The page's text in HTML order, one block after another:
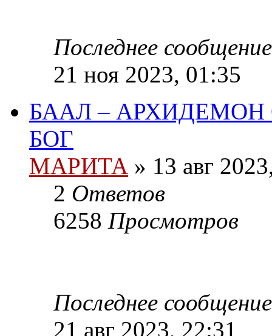
Последнее сообщение
21 ноя 2023, 01:35
БААЛ – АРХИДЕМОН
БОГ
МАРИТА » 13 авг
2 Ответов
6258 Просмотров
Последнее сообщение
21 авг 2023, 22:31